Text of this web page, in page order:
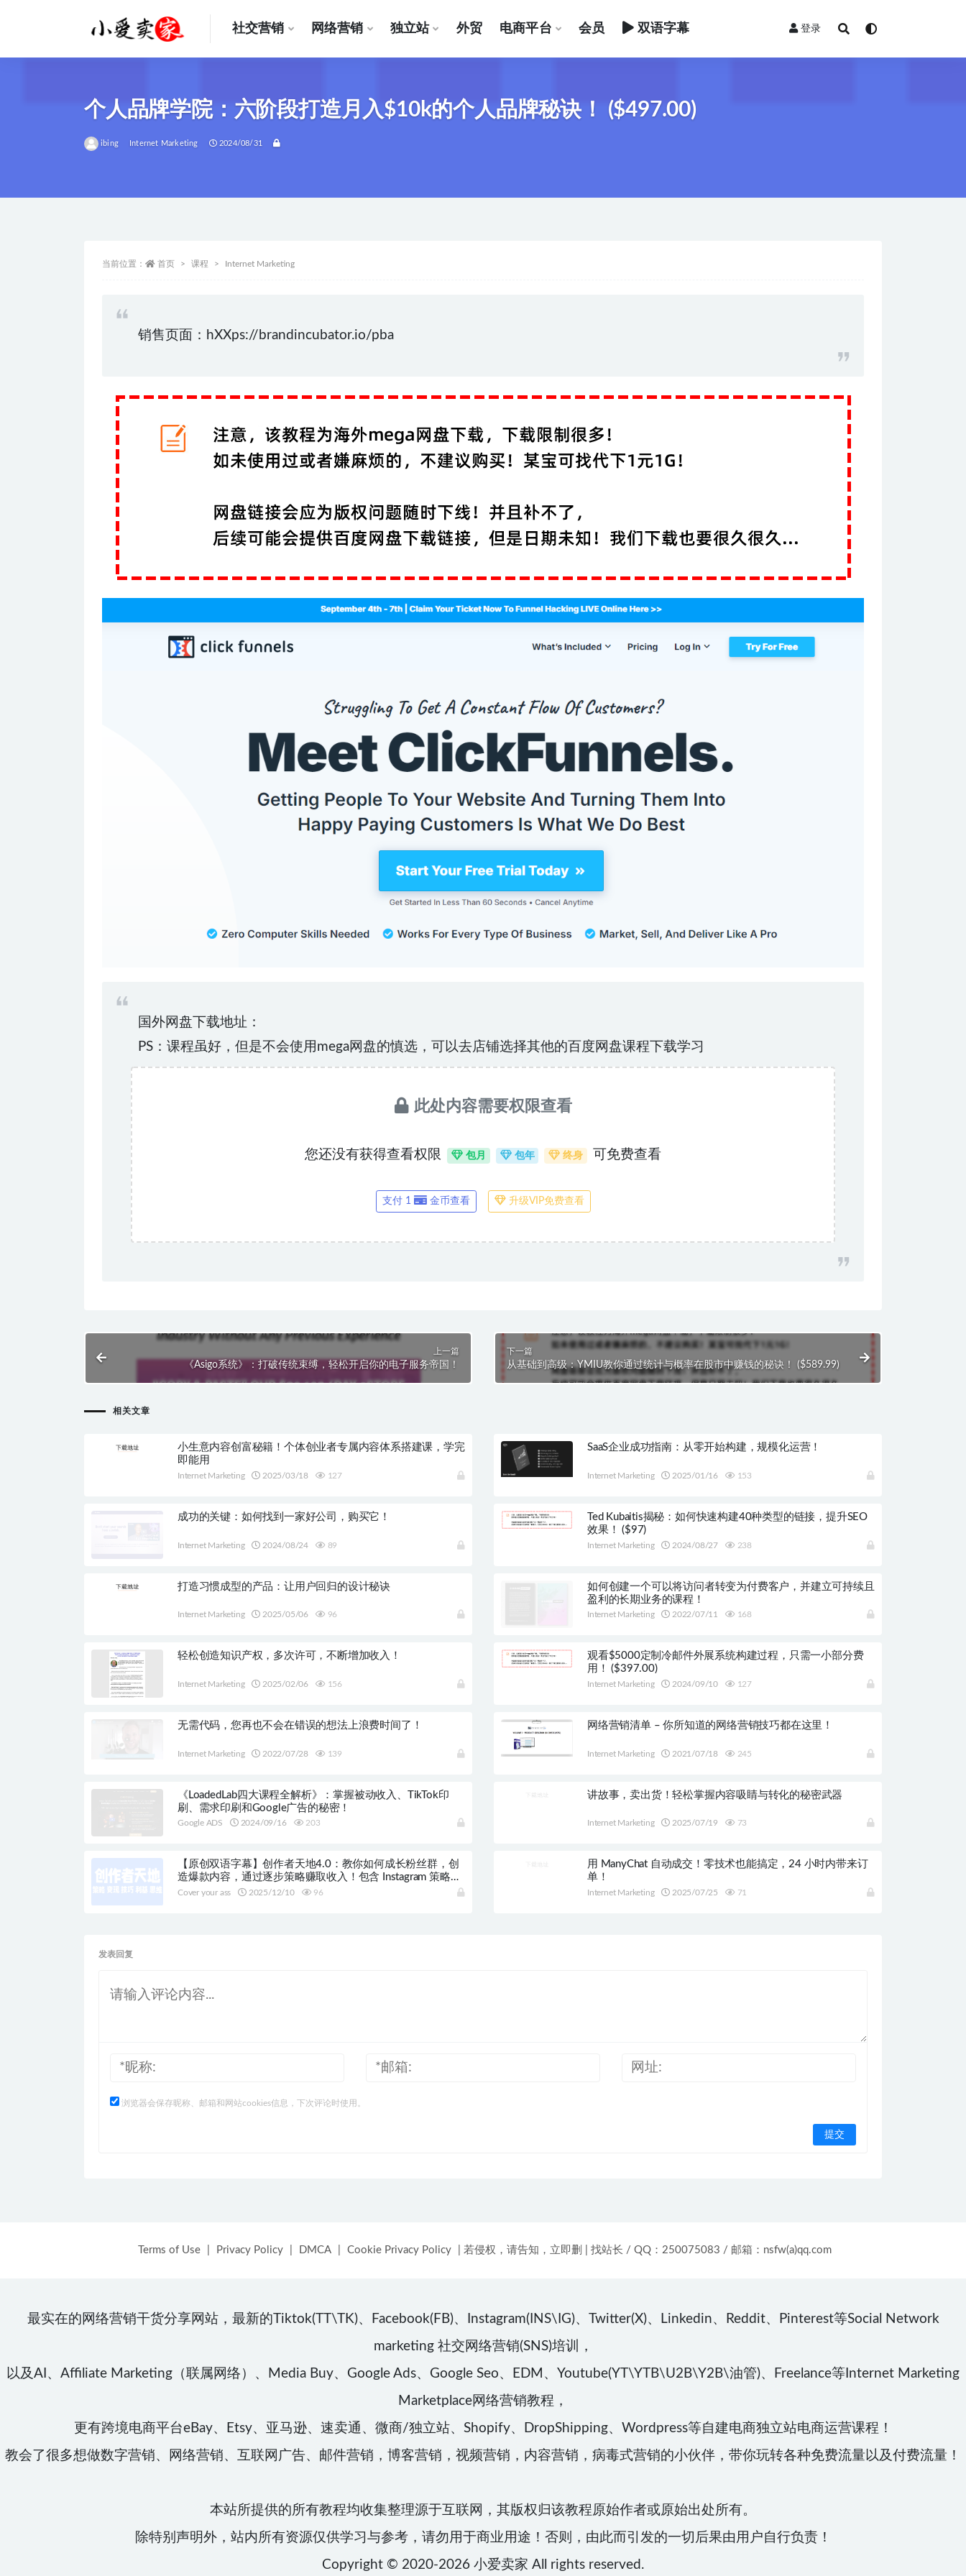
社交营销 网络营销 独立站 外贸 电商平台 会员 双语字幕 登录
个人品牌学院：六阶段打造月入$10k的个人品牌秘诀！ ($497.00)
ibing Internet Marketing 2024/08/31
当前位置： 首页 课程 Internet Marketing
销售页面：hXXps://brandincubator.io/pba
国外网盘下载地址：
PS：课程虽好，但是不会使用mega网盘的慎选，可以去店铺选择其他的百度网盘课程下载学习
此处内容需要权限查看
您还没有获得查看权限 包月 包年 终身 可免费查看
支付 1 金币查看 升级VIP免费查看
上一篇
《Asigo系统》：打破传统束缚，轻松开启你的电子服务帝国！
下一篇
从基础到高级：YMIU教你通过统计与概率在股市中赚钱的秘诀！ ($589.99)
相关文章
小生意内容创富秘籍！个体创业者专属内容体系搭建课，学完
即能用
Internet Marketing 2025/03/18 127
SaaS企业成功指南：从零开始构建，规模化运营！
Internet Marketing 2025/01/16 153
成功的关键：如何找到一家好公司，购买它！
Internet Marketing 2024/08/24 89
Ted Kubaitis揭秘：如何快速构建40种类型的链接，提升SEO
效果！ ($97)
Internet Marketing 2024/08/27 238
打造习惯成型的产品：让用户回归的设计秘诀
Internet Marketing 2025/05/06 96
如何创建一个可以将访问者转变为付费客户，并建立可持续且
盈利的长期业务的课程！
Internet Marketing 2022/07/11 168
轻松创造知识产权，多次许可，不断增加收入！
Internet Marketing 2025/02/06 156
观看$5000定制冷邮件外展系统构建过程，只需一小部分费
用！ ($397.00)
Internet Marketing 2024/09/10 127
无需代码，您再也不会在错误的想法上浪费时间了！
Internet Marketing 2022/07/28 139
网络营销清单 – 你所知道的网络营销技巧都在这里！
Internet Marketing 2021/07/18 245
《LoadedLab四大课程全解析》：掌握被动收入、TikTok印
刷、需求印刷和Google广告的秘密！
Google ADS 2024/09/16 203
讲故事，卖出货！轻松掌握内容吸睛与转化的秘密武器
Internet Marketing 2025/07/19 73
【原创双语字幕】创作者天地4.0：教你如何成长粉丝群，创
造爆款内容，通过逐步策略赚取收入！包含 Instagram 策略、
变现技巧、利基选择、编辑技巧、思维转变以及电子邮件列表
Cover your ass 2025/12/10 96
用 ManyChat 自动成交！零技术也能搞定，24 小时内带来订
单！
Internet Marketing 2025/07/25 71
发表回复
浏览器会保存昵称、邮箱和网站cookies信息，下次评论时使用。
Terms of Use Privacy Policy DMCA Cookie Privacy Policy 若侵权，请告知，立即删 找站长 / QQ：250075083 / 邮箱：nsfw(a)qq.com
最实在的网络营销干货分享网站，最新的Tiktok(TT\TK)、Facebook(FB)、Instagram(INS\IG)、Twitter(X)、Linkedin、Reddit、Pinterest等Social Network
marketing 社交网络营销(SNS)培训，
以及AI、Affiliate Marketing（联属网络）、Media Buy、Google Ads、Google Seo、EDM、Youtube(YT\YTB\U2B\Y2B\油管)、Freelance等Internet Marketing
Marketplace网络营销教程，
更有跨境电商平台eBay、Etsy、亚马逊、速卖通、微商/独立站、Shopify、DropShipping、Wordpress等自建电商独立站电商运营课程！
教会了很多想做数字营销、网络营销、互联网广告、邮件营销，博客营销，视频营销，内容营销，病毒式营销的小伙伴，带你玩转各种免费流量以及付费流量！
本站所提供的所有教程均收集整理源于互联网，其版权归该教程原始作者或原始出处所有。
除特别声明外，站内所有资源仅供学习与参考，请勿用于商业用途！否则，由此而引发的一切后果由用户自行负责！
Copyright © 2020-2026 小爱卖家 All rights reserved.